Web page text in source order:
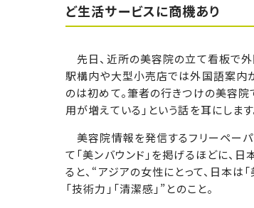
ど生活サービスに商機あり
先日、近所の美容院の立て看板で
駅構内や大型小売店では外国語案内
のは初めて。筆者の行きつけの美容
用が増えている」という話を耳にします
美容院情報を発信するフリーペーパー
て「美ンバウンド」を掲げるほどに、
ると、“アジアの女性にとって、日本は
「技術力」「清潔感」”とのこと。